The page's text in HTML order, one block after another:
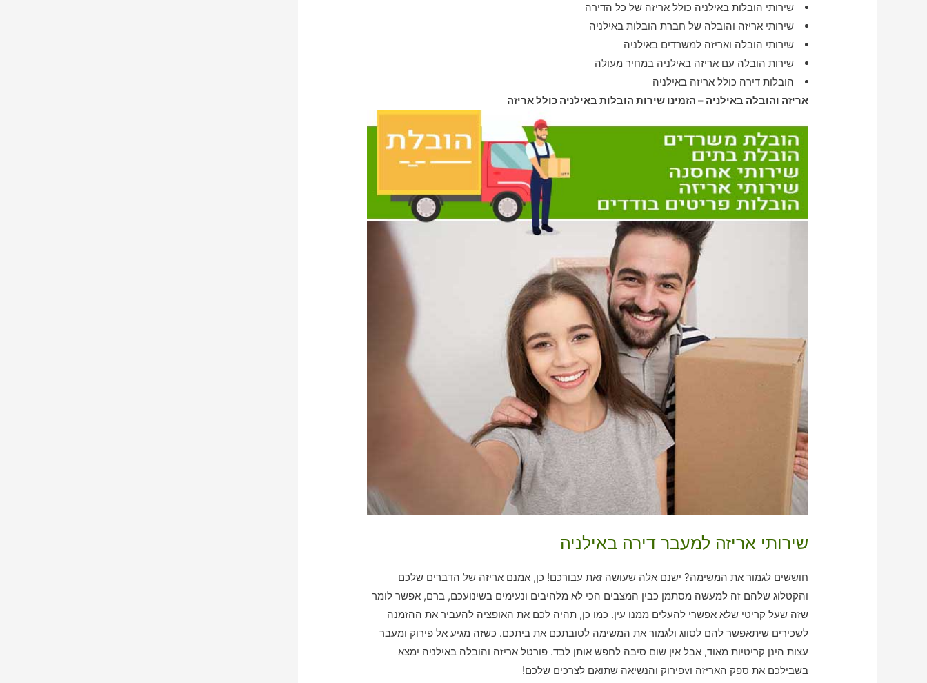
שירותי הובלות באילניה כולל אריזה של כל הדירה
שירותי אריזה והובלה של חברת הובלות באילניה
שירותי הובלה ואריזה למשרדים באילניה
שירות הובלה עם אריזה באילניה במחיר מעולה
הובלות דירה כולל אריזה באילניה
אריזה והובלה באילניה – הזמינו שירות הובלות באילניה כולל אריזה
שירותי אריזה למעבר דירה באילניה
חוששים לגמור את המשימה? ישנם אלה שעושה זאת עבורכם! כן, אמנם אריזה של הדברים שלכם
והקטלוג שלהם זה למעשה מסתמן כבין המצבים הכי לא מלהיבים ונעימים בשינועכם, ברם, אפשר לומר
שזה שעל קריטי שלא אפשרי להעלים ממנו עין. כמו כן, תהיה לכם את האופציה להעביר את ההזמנה
לשכירים שיתאפשר להם לסווג ולגמור את המשימה לטובתכם את ביתכם. כשזה מגיע אל פירוק ומעבר
עצות הינן קריטיות מאוד, אבל אין שום סיבה לחפש אותן לבד. פורטל אריזה והובלה באילניה ימצא
בשבילכם את ספק האריזה וvפירוק והנשיאה שתואם לצרכים שלכם!